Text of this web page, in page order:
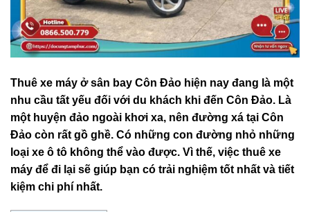
Thuê xe máy ở sân bay Côn Đảo hiện nay đang là một
nhu cầu tất yếu đối với du khách khi đến Côn Đảo. Là
một huyện đảo ngoài khơi xa, nên đường xá tại Côn
Đảo còn rất gồ ghề. Có những con đường nhỏ những
loại xe ô tô không thể vào được. Vì thế, việc thuê xe
máy để đi lại sẽ giúp bạn có trải nghiệm tốt nhất và tiết
kiệm chi phí nhất.